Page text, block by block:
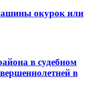
окурок или
в судебном
в